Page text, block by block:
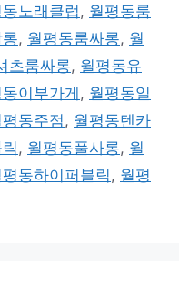
노래클럽 , 월평동룸
, 월평동룸싸롱, 월
츠룸싸롱, 월평동유
이부가게 , 월평동일
동주점, 월평동텐카
, 월평동풀사롱, 월
평동하이퍼블릭 , 월평